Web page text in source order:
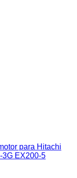
para Hitachi
EX200-5